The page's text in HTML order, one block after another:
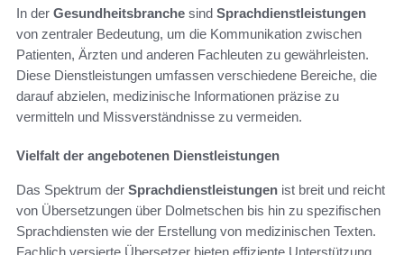
In der Gesundheitsbranche sind Sprachdienstleistungen
von zentraler Bedeutung, um die Kommunikation zwischen
Patienten, Ärzten und anderen Fachleuten zu gewährleisten.
Diese Dienstleistungen umfassen verschiedene Bereiche, die
darauf abzielen, medizinische Informationen präzise zu
vermitteln und Missverständnisse zu vermeiden.
Vielfalt der angebotenen Dienstleistungen
Das Spektrum der Sprachdienstleistungen ist breit und reicht
von Übersetzungen über Dolmetschen bis hin zu spezifischen
Sprachdiensten wie der Erstellung von medizinischen Texten.